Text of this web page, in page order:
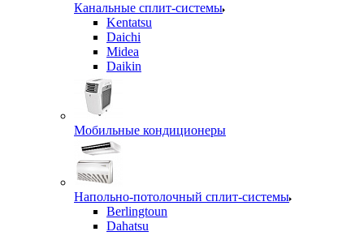
Канальные сплит-системы
Kentatsu
Daichi
Midea
Daikin
Мобильные кондиционеры
Напольно-потолочный сплит-системы
Berlingtoun
Dahatsu